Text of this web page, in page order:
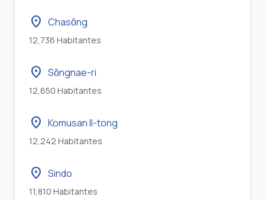
location_on Chasŏng
12,736 Habitantes
location_on Sŏngnae-ri
12,650 Habitantes
location_on Komusan Il-tong
12,242 Habitantes
location_on Sindo
11,810 Habitantes